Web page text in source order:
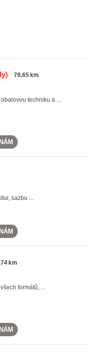
79,65 km
techniku a ...
sazbu ...
km
formátů, ...